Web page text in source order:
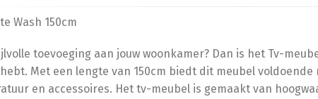
Wash 150cm
toevoeging aan jouw woonkamer? Dan is het Tv-
Met een lengte van 150cm biedt dit meubel voldoende
en accessoires. Het tv-meubel is gemaakt van